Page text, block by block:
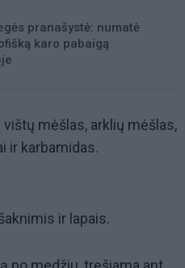
pranašystė: numatė
karo pabaigą
mėšlas, arklių mėšlas,
ir karbamidas.
ir lapais.